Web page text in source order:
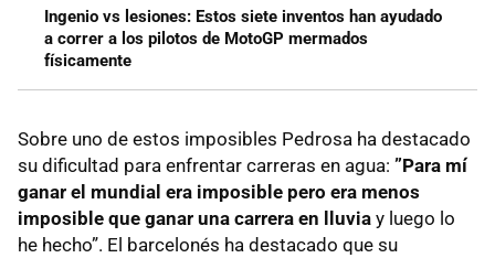
Ingenio vs lesiones: Estos siete inventos han ayudado
a correr a los pilotos de MotoGP mermados
físicamente
Sobre uno de estos imposibles Pedrosa ha destacado
su dificultad para enfrentar carreras en agua: ”Para mí
ganar el mundial era imposible pero era menos
imposible que ganar una carrera en lluvia y luego lo
he hecho”. El barcelonés ha destacado que su